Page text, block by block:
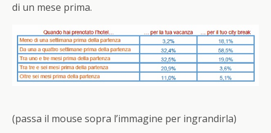
di un mese prima.
(passa il mouse sopra l’immagine per ingrandirla)